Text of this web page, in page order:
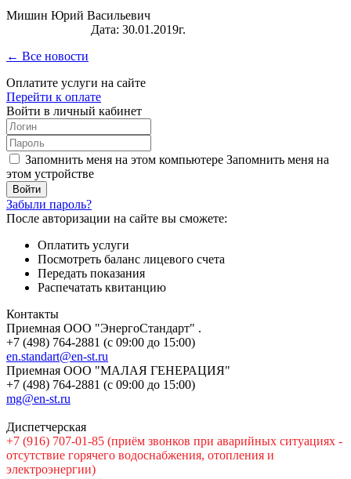
Мишин Юрий Васильевич
Дата: 30.01.2019г.
← Все новости
Оплатите услуги на сайте
Перейти к оплате
Войти в личный кабинет
Запомнить меня на этом компьютере Запомнить меня на
этом устройстве
Забыли пароль?
После авторизации на сайте вы сможете:
Оплатить услуги
Посмотреть баланс лицевого счета
Передать показания
Распечатать квитанцию
Контакты
Приемная ООО "ЭнергоСтандарт" .
+7 (498) 764-2881 (с 09:00 до 15:00)
en.standart@en-st.ru
Приемная ООО "МАЛАЯ ГЕНЕРАЦИЯ"
+7 (498) 764-2881 (с 09:00 до 15:00)
mg@en-st.ru
Диспетчерская
+7 (916) 707-01-85 (приём звонков при аварийных ситуациях -
отсутствие горячего водоснабжения, отопления и
электроэнергии)